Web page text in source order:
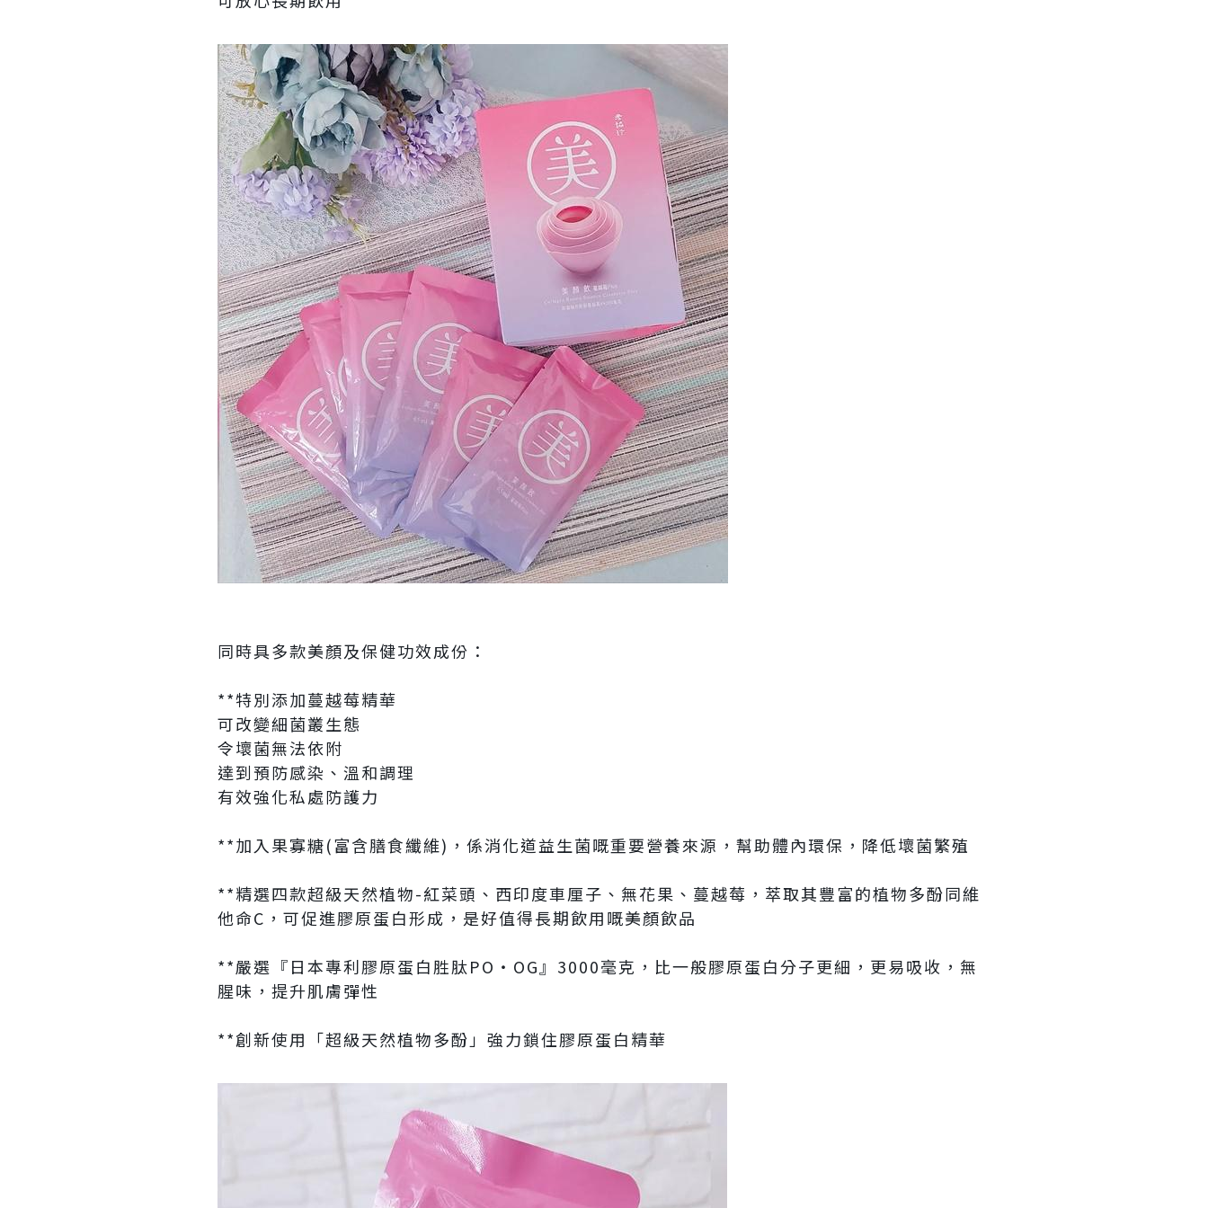
同時具多款美顏及保健功效成份：
**特別添加蔓越莓精華
可改變細菌叢生態
令壞菌無法依附
達到預防感染、溫和調理
有效強化私處防護力
**加入果寡糖(富含膳食纖維)，係消化道益生菌嘅重要營養來源，幫助體內環保，降低壞菌繁殖
**精選四款超級天然植物-紅菜頭、西印度車厘子、無花果、蔓越莓，萃取其豐富的植物多酚同維
他命C，可促進膠原蛋白形成，是好值得長期飲用嘅美顏飲品
**嚴選『日本專利膠原蛋白胜肽PO‧OG』3000毫克，比一般膠原蛋白分子更細，更易吸收，無
腥味，提升肌膚彈性
**創新使用「超級天然植物多酚」強力鎖住膠原蛋白精華